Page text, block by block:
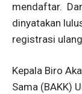
mendaftar.
dinyatakan
registrasi
Kepala Biro
Sama (BAKK)